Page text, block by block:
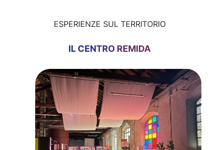
ESPERIENZE SUL TERRITORIO
IL CENTRO REMIDA